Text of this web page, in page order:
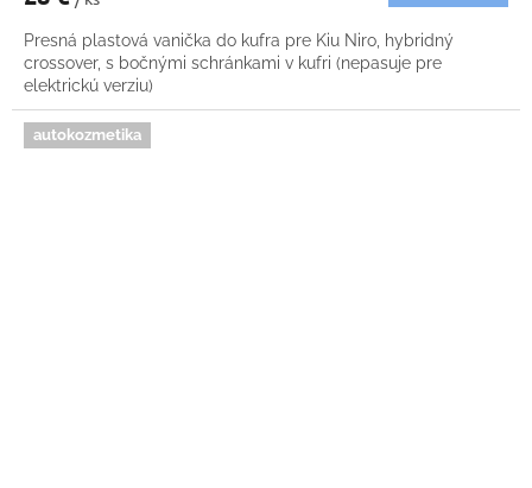
Presná plastová vanička do kufra pre Kiu Niro, hybridný
crossover, s bočnými schránkami v kufri (nepasuje pre
elektrickú verziu)
autokozmetika